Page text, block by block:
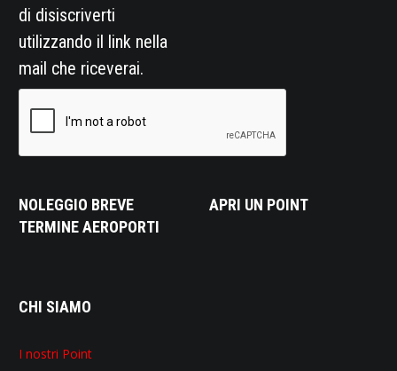
di disiscriverti
utilizzando il link nella
mail che riceverai.
NOLEGGIO BREVE
TERMINE AEROPORTI
APRI UN POINT
CHI SIAMO
I nostri Point